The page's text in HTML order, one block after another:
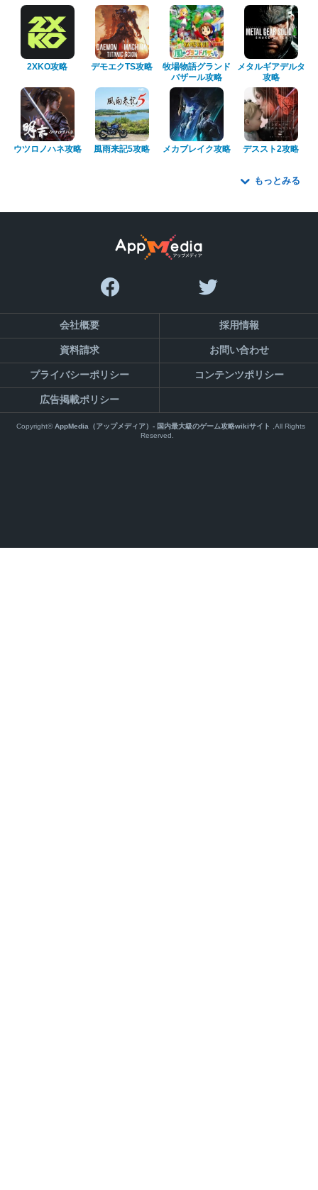
2XKO攻略 デモエクTS攻略
牧場物語グランド
バザール攻略
メタルギアデルタ
攻略
ウツロノハネ攻略 風雨来記5攻略 メカブレイク攻略 デススト2攻略
もっとみる
会社概要 採用情報
資料請求 お問い合わせ
プライバシーポリシー コンテンツポリシー
広告掲載ポリシー
Copyright©AppMedia（アップメディア）- 国内最大級のゲーム攻略wikiサイト ,All Rights
Reserved.